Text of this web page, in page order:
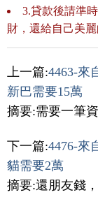
3.貸款後請準
財，還給自己美麗
上一篇:4463-來
新巴需要15萬
摘要:需要一筆
下一篇:4476-來
貓需要2萬
摘要:還朋友錢